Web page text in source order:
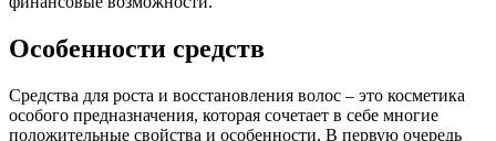
Особенности средств
Средства для роста и восстановления волос – это косметика
особого предназначения, которая сочетает в себе многие
положительные свойства и особенности. В первую очередь